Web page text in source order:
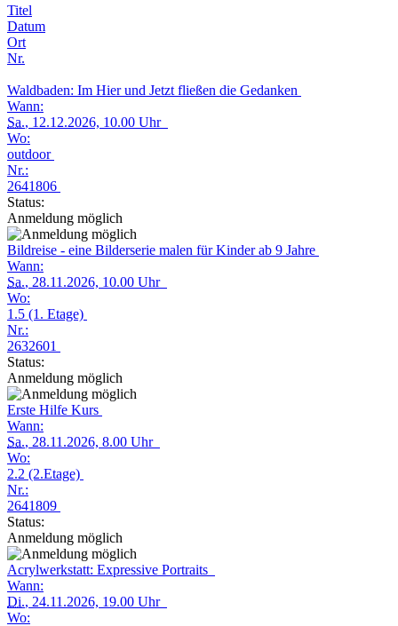
Titel
Datum
Ort
Nr.
Waldbaden: Im Hier und Jetzt fließen die Gedanken
Wann:
Sa., 12.12.2026, 10.00 Uhr
Wo:
outdoor
Nr.:
2641806
Status:
Anmeldung möglich
Bildreise - eine Bilderserie malen für Kinder ab 9 Jahre
Wann:
Sa., 28.11.2026, 10.00 Uhr
Wo:
1.5 (1. Etage)
Nr.:
2632601
Status:
Anmeldung möglich
Erste Hilfe Kurs
Wann:
Sa., 28.11.2026, 8.00 Uhr
Wo:
2.2 (2.Etage)
Nr.:
2641809
Status:
Anmeldung möglich
Acrylwerkstatt: Expressive Portraits
Wann:
Di., 24.11.2026, 19.00 Uhr
Wo: